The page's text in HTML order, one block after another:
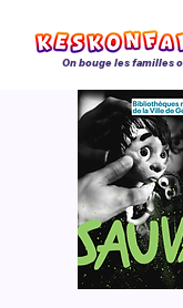
On bouge les familles